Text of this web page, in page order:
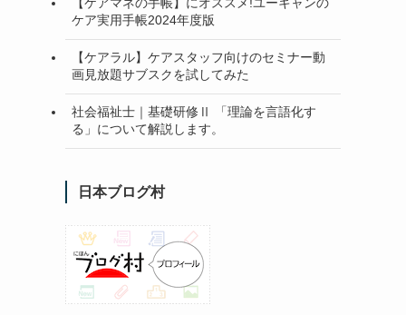
ケア実用手帳2024年度版
【ケアラル】ケアスタッフ向けのセミナー動
画見放題サブスクを試してみた
社会福祉士｜基礎研修Ⅱ 「理論を言語化す
る」について解説します。
日本ブログ村